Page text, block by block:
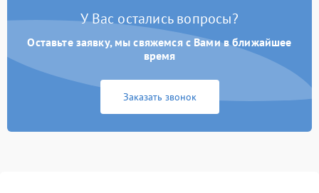
У Вас остались вопросы?
Оставьте заявку, мы свяжемся с Вами в ближайшее
время
Заказать звонок